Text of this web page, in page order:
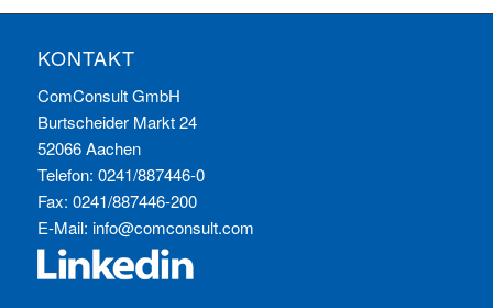
KONTAKT
ComConsult GmbH
Burtscheider Markt 24
52066 Aachen
Telefon: 0241/887446-0
Fax: 0241/887446-200
E-Mail: info@comconsult.com